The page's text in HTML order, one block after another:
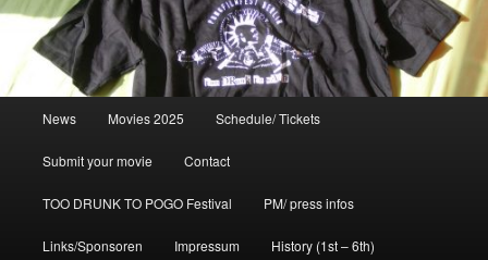
News Movies 2025 Schedule/ Tickets
Submit your movie Contact
TOO DRUNK TO POGO Festival PM/ press infos
Links/Sponsoren Impressum History (1st – 6th)